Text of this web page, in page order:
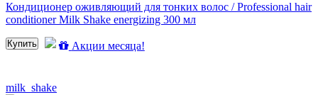
Кондиционер оживляющий для тонких волос / Professional hair
conditioner Milk Shake energizing 300 мл
Купить Акции месяца!
milk_shake